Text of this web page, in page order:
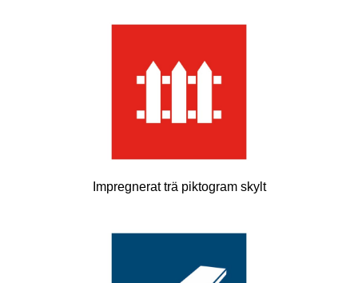
Impregnerat trä piktogram skylt